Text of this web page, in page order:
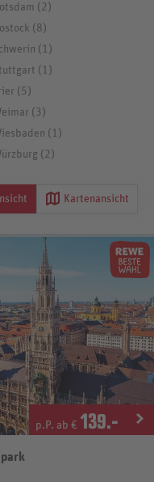
(2)
(8)
(1)
(1)
(5)
(3)
(1)
(2)
Kartenansicht
p.P. ab € 139.-